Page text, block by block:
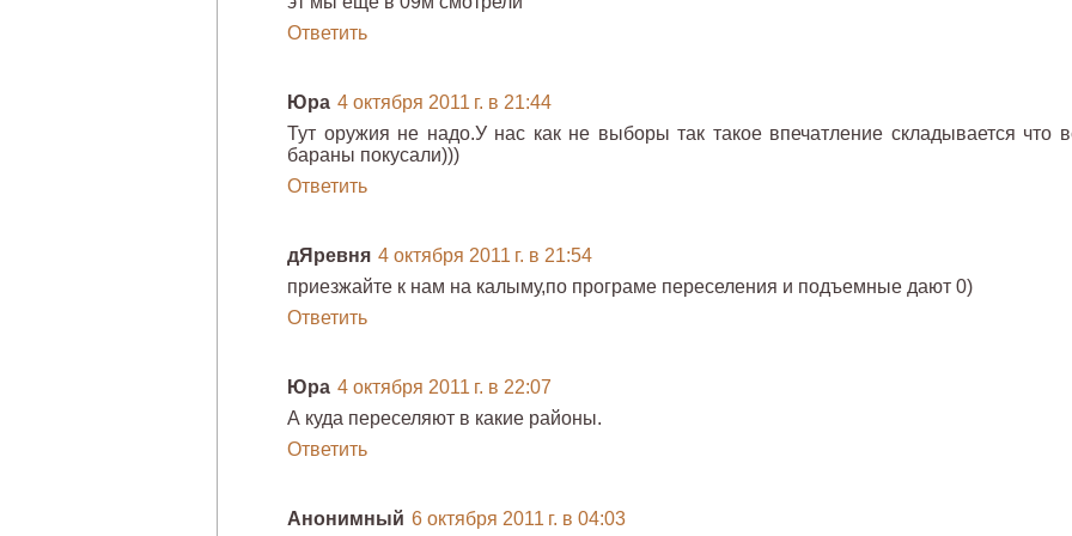
Ответить
Юра 4 октября 2011 г. в 21:44
Тут оружия не надо.У нас как не выборы так такое впечатление складывается что
бараны покусали)))
Ответить
дЯревня 4 октября 2011 г. в 21:54
приезжайте к нам на калыму,по програме переселения и подъемные дают 0)
Ответить
Юра 4 октября 2011 г. в 22:07
А куда переселяют в какие районы.
Ответить
Анонимный 6 октября 2011 г. в 04:03